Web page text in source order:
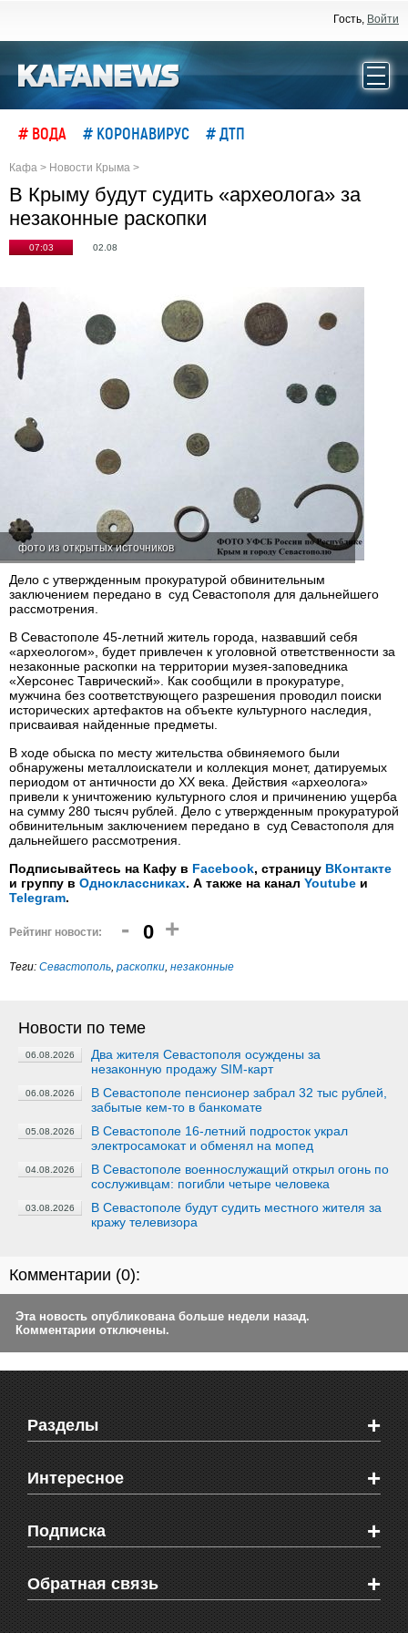
Гость, Войти
# ВОДА # КОРОНАВИРУС # ДТП
Кафа > Новости Крыма >
В Крыму будут судить «археолога» за
незаконные раскопки
07:03 02.08
фото из открытых источников
Дело с утвержденным прокуратурой обвинительным
заключением передано в суд Севастополя для дальнейшего
рассмотрения.
В Севастополе 45-летний житель города, назвавший себя
«археологом», будет привлечен к уголовной ответственности за
незаконные раскопки на территории музея-заповедника
«Херсонес Таврический». Как сообщили в прокуратуре,
мужчина без соответствующего разрешения проводил поиски
исторических артефактов на объекте культурного наследия,
присваивая найденные предметы.
В ходе обыска по месту жительства обвиняемого были
обнаружены металлоискатели и коллекция монет, датируемых
периодом от античности до XX века. Действия «археолога»
привели к уничтожению культурного слоя и причинению ущерба
на сумму 280 тысяч рублей. Дело с утвержденным прокуратурой
обвинительным заключением передано в суд Севастополя для
дальнейшего рассмотрения.
Подписывайтесь на Кафу в Facebook, страницу ВКонтакте
и группу в Одноклассниках. А также на канал Youtube и
Telegram.
Рейтинг новости: - 0 +
Теги: Севастополь, раскопки, незаконные
Новости по теме
06.08.2026
Два жителя Севастополя осуждены за
незаконную продажу SIM-карт
06.08.2026
В Севастополе пенсионер забрал 32 тыс рублей,
забытые кем-то в банкомате
05.08.2026
В Севастополе 16-летний подросток украл
электросамокат и обменял на мопед
04.08.2026
В Севастополе военнослужащий открыл огонь по
сослуживцам: погибли четыре человека
03.08.2026
В Севастополе будут судить местного жителя за
кражу телевизора
Комментарии (0):
Эта новость опубликована больше недели назад.
Комментарии отключены.
Разделы +
Новости Феодосии
Новости Крыма
Мировые новости
Объявления
Здоровье
СМС мнения читателей
Интересное +
Видео о Феодосии
Веб-камеры Феодосии
Блоги феодосийцев
Школы Феодосии
Подписка +
Печатная версия газеты "Кафа"
RSS
Обратная связь +
Рекламодателям